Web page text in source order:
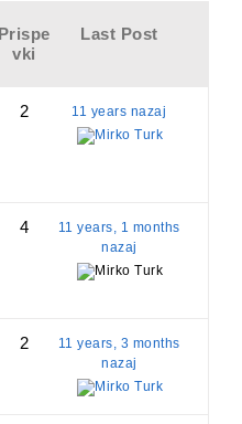
Prispe
vki
Last Post
2
11 years nazaj
Mirko Turk
4
11 years, 1 months
nazaj
Mirko Turk
2
11 years, 3 months
nazaj
Mirko Turk